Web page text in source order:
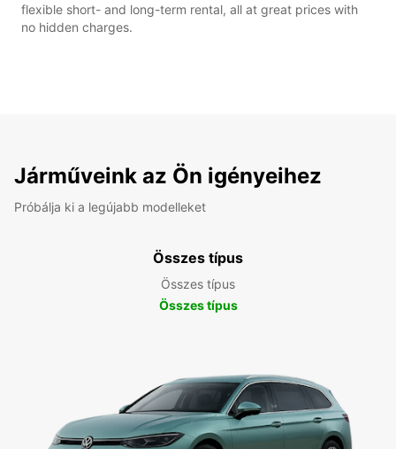
flexible short- and long-term rental, all at great prices with
no hidden charges.
Járműveink az Ön igényeihez
Próbálja ki a legújabb modelleket
Összes típus
Összes típus
Összes típus